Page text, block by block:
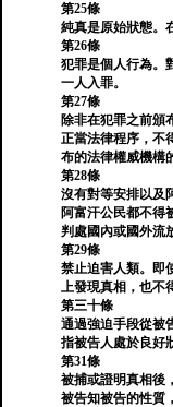
第25條
純真是原始狀態。
第26條
犯罪是個人行為。
一人入罪。
第27條
除非在犯罪之前頒
正當法律程序，不
布的法律權威機構
第28條
沒有對等安排以及
阿富汗公民都不得
判處國內或國外流
第29條
禁止迫害人類。即
上發現真相，也不
第三十條
通過強迫手段從被
指被告人處於良好
第31條
被捕或證明真相後
被告知被告的性質